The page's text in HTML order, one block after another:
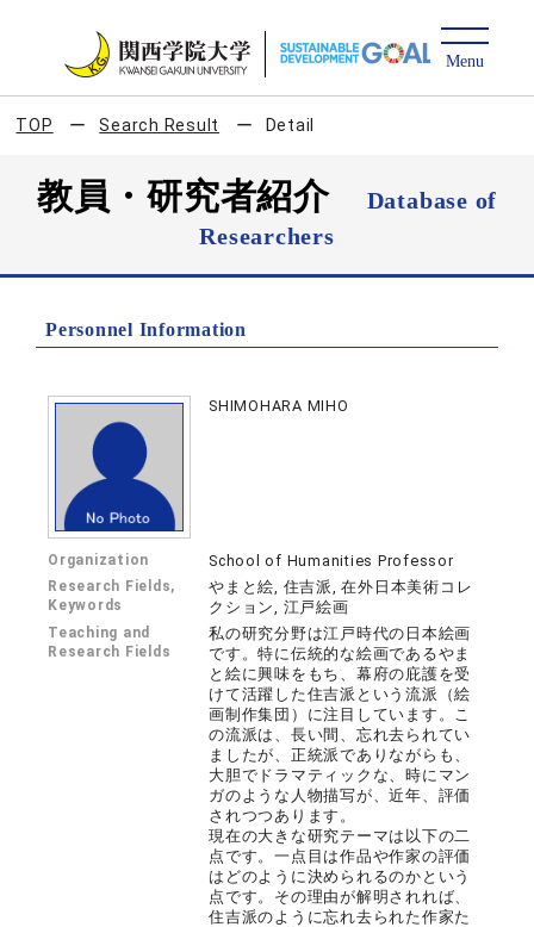
TOP Search Result Detail
教員・研究者紹介
Database of
Researchers
Personnel Information
SHIMOHARA MIHO
Organization School of Humanities Professor
Research Fields,
Keywords
やまと絵, 住吉派, 在外日本美術コレ
クション, 江戸絵画
Teaching and
Research Fields
私の研究分野は江戸時代の日本絵画
です。特に伝統的な絵画であるやま
と絵に興味をもち、幕府の庇護を受
けて活躍した住吉派という流派（絵
画制作集団）に注目しています。こ
の流派は、長い間、忘れ去られてい
ましたが、正統派でありながらも、
大胆でドラマティックな、時にマン
ガのような人物描写が、近年、評価
されつつあります。
現在の大きな研究テーマは以下の二
点です。一点目は作品や作家の評価
はどのように決められるのかという
点です。その理由が解明されれば、
住吉派のように忘れ去られた作家た